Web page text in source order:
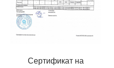
Сертификат на